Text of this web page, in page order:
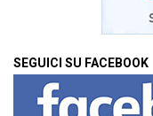
SEGUICI SU FACEBOOK